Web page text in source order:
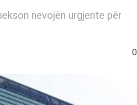
nevojën urgjente për
0